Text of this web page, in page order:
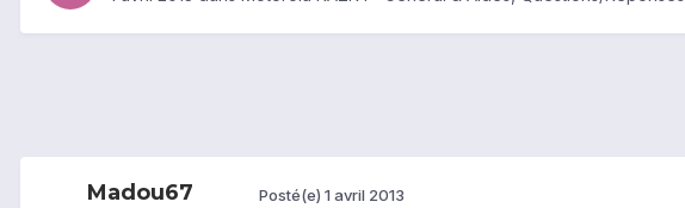
Madou67 Posté(e) 1 avril 2013